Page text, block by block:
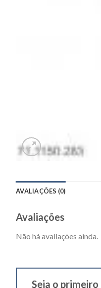
AVALIAÇÕES (0)
Avaliações
Não há avaliações ainda.
Seja o